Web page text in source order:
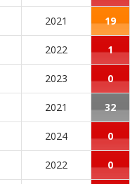
2021 19
2022 1
2023 0
2021 32
2024 0
2022 0